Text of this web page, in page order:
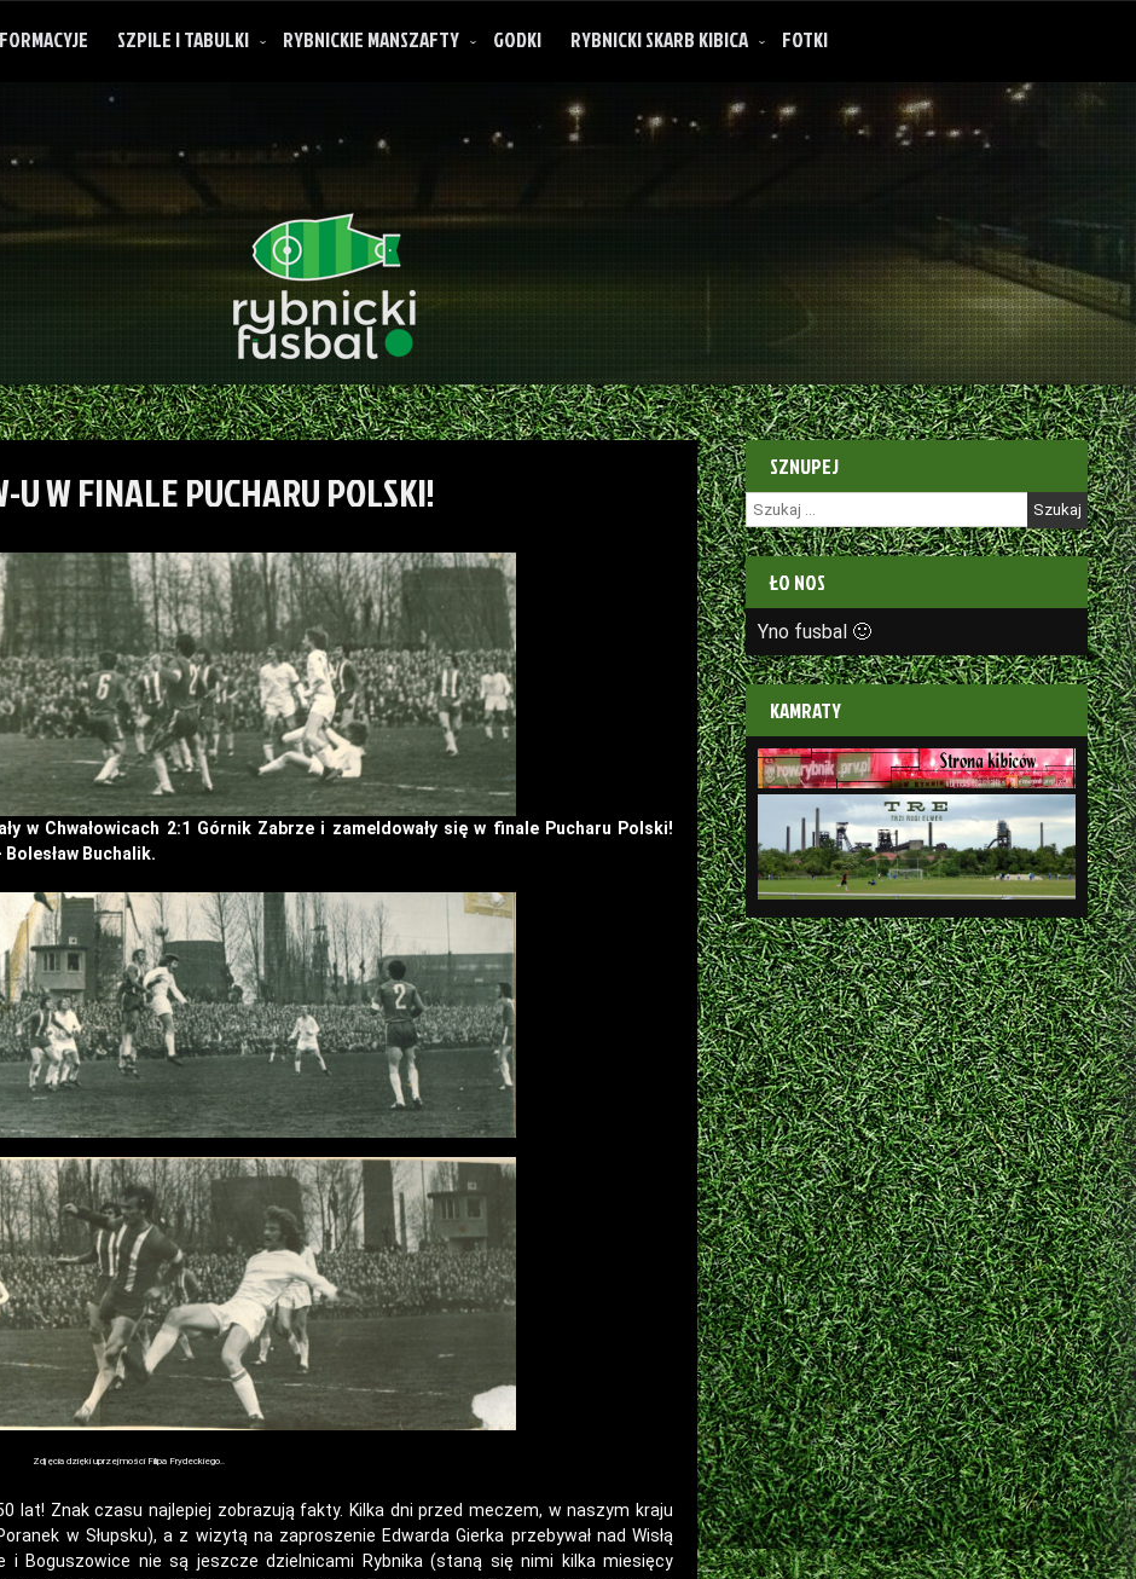
SZPILE I TABULKI RYBNICKIE MANSZAFTY GODKI RYBNICKI SKARB KIBICA FOTKI
O rybnickich manszaftach
U W FINALE PUCHARU POLSKI!
w Chwałowicach 2:1 Górnik Zabrze i zameldowały się w finale Pucharu Polski!
Buchalik.
Zdjęcia dzięki uprzejmości Filipa Frydeckiego..
lat! Znak czasu najlepiej zobrazują fakty. Kilka dni przed meczem, w naszym kraju
w Słupsku), a z wizytą na zaproszenie Edwarda Gierka przebywał nad Wisłą
i Boguszowice nie są jeszcze dzielnicami Rybnika (staną się nimi kilka miesięcy
SZNUPEJ
Szukaj:
ŁO NOS
Yno fusbal 🙂
KAMRATY